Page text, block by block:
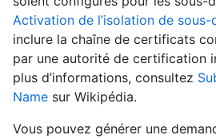
Activation de l’isolation de sous-
inclure la chaîne de certificats
par une autorité de certification
plus d’informations, consultez
Name sur Wikipédia.
Vous pouvez générer une